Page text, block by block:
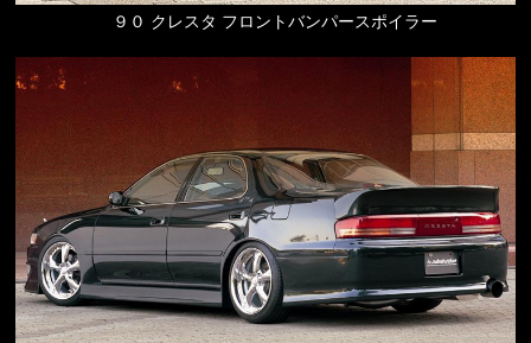
９０ クレスタ フロントバンパースポイラー